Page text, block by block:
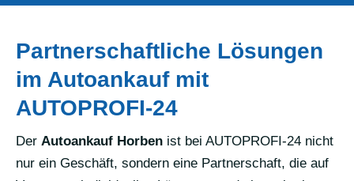
Partnerschaftliche Lösungen
im Autoankauf mit
AUTOPROFI-24
Der Autoankauf Horben ist bei AUTOPROFI-24 nicht
nur ein Geschäft, sondern eine Partnerschaft, die auf